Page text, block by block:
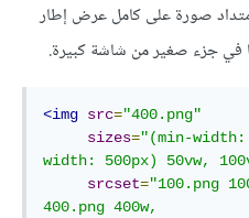
صورة على كامل عرض إطار
جزء صغير من شاشة كبيرة.
<img src="400.png"
sizes="(min-width:
width: 500px) 50vw,
srcset="100.png
400.png 400w,